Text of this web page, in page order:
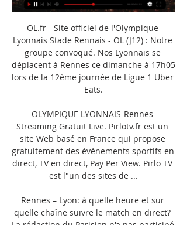
OL.fr - Site officiel de l'Olympique
Lyonnais Stade Rennais - OL (J12) : Notre
groupe convoqué. Nos Lyonnais se
déplacent à Rennes ce dimanche à 17h05
lors de la 12ème journée de Ligue 1 Uber
Eats.
OLYMPIQUE LYONNAIS-Rennes
Streaming Gratuit Live. Pirlotv.fr est un
site Web basé en France qui propose
gratuitement des événements sportifs en
direct, TV en direct, Pay Per View. Pirlo TV
est l"un des sites de ...
Rennes – Lyon: à quelle heure et sur
quelle chaîne suivre le match en direct?